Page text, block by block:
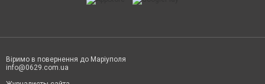
Віримо в повернення до Маріуполя
info@0629.com.ua